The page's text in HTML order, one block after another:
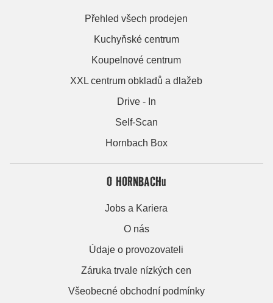
Přehled všech prodejen
Kuchyňské centrum
Koupelnové centrum
XXL centrum obkladů a dlažeb
Drive - In
Self-Scan
Hornbach Box
O HORNBACHu
Jobs a Kariera
O nás
Údaje o provozovateli
Záruka trvale nízkých cen
Všeobecné obchodní podmínky